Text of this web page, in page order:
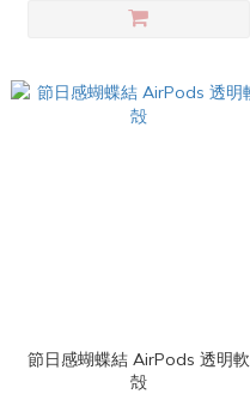
節日感蝴蝶結 AirPods 透明軟
殻